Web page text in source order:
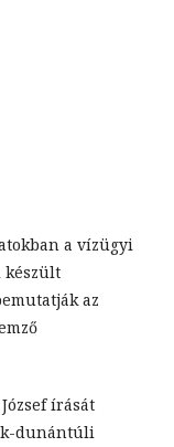
a vízügyi
készült
az
írását
dunántúli